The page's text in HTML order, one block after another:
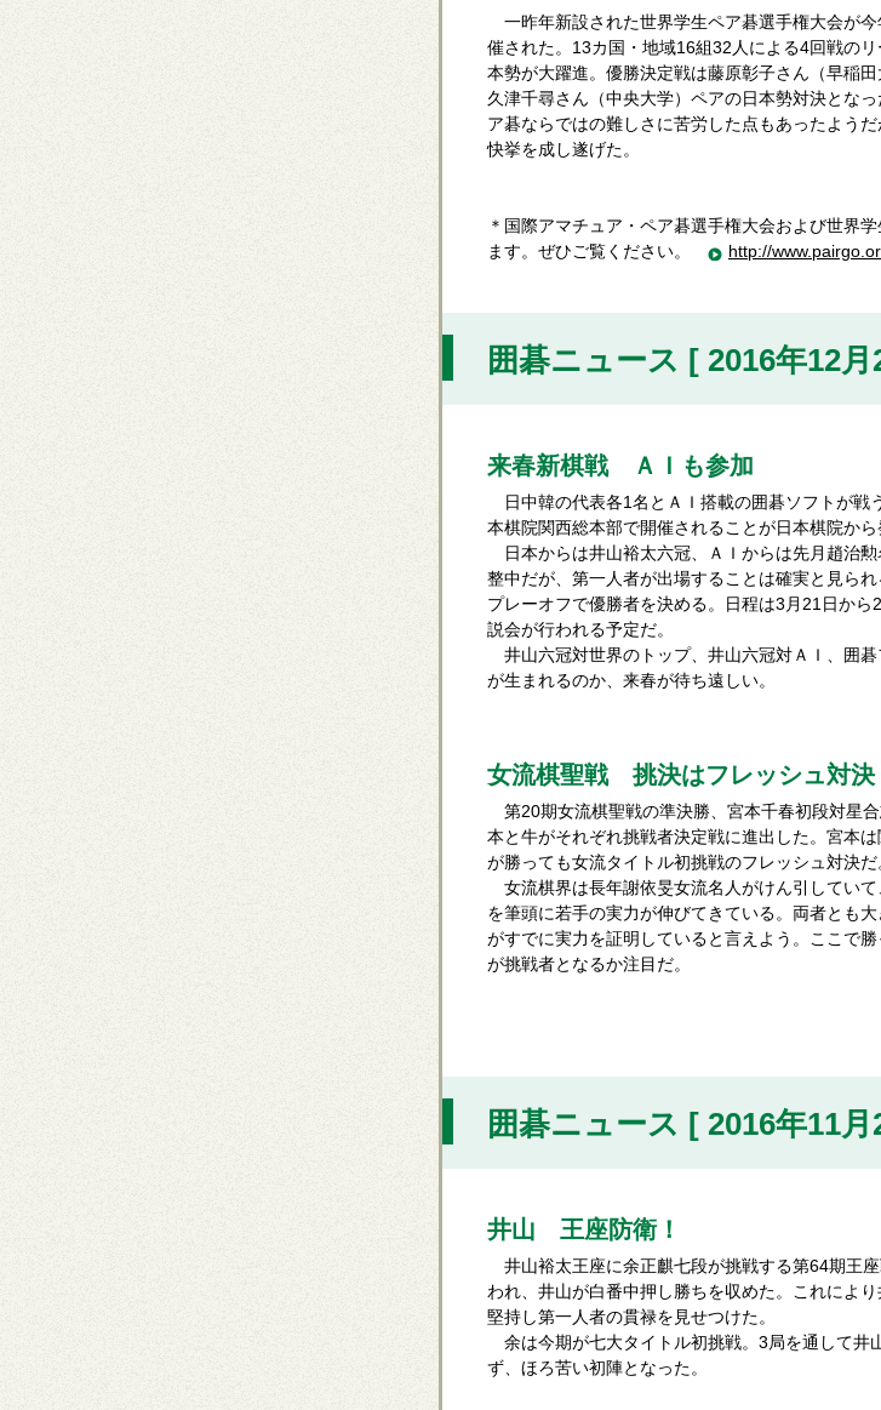
一昨年新設された世界学生ペア碁選手権大会が
催された。13カ国・地域16組32人による4回戦の
本勢が大躍進。優勝決定戦は藤原彰子さん（早稲
久津千尋さん（中央大学）ペアの日本勢対決とな
ア碁ならではの難しさに苦労した点もあったよう
快挙を成し遂げた。
＊国際アマチュア・ペア碁選手権大会および世界
ます。ぜひご覧ください。
http://
囲碁ニュース [ 2016年12月
来春新棋戦 ＡＩも参加
日中韓の代表各1名とＡＩ搭載の囲碁ソフトが戦
本棋院関西総本部で開催されることが日本棋院から
日本からは井山裕太六冠、ＡＩからは先月趙治
整中だが、第一人者が出場することは確実と見ら
プレーオフで優勝者を決める。日程は3月21日か
説会が行われる予定だ。
井山六冠対世界のトップ、井山六冠対ＡＩ、囲
が生まれるのか、来春が待ち遠しい。
女流棋聖戦 挑決はフレッシュ対決
第20期女流棋聖戦の準決勝、宮本千春初段対星
本と牛がそれぞれ挑戦者決定戦に進出した。宮本
が勝っても女流タイトル初挑戦のフレッシュ対決だ
女流棋界は長年謝依旻女流名人がけん引してい
を筆頭に若手の実力が伸びてきている。両者とも
がすでに実力を証明していると言えよう。ここで
が挑戦者となるか注目だ。
囲碁ニュース [ 2016年11
井山 王座防衛！
井山裕太王座に余正麒七段が挑戦する第64期王
われ、井山が白番中押し勝ちを収めた。これによ
堅持し第一人者の貫禄を見せつけた。
余は今期が七大タイトル初挑戦。3局を通して井
ず、ほろ苦い初陣となった。